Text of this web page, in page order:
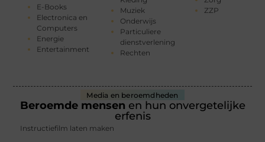
E-Books
Electronica en
Computers
Energie
Entertainment
Muziek
Onderwijs
Particuliere
dienstverlening
Rechten
ZZP
Media en beroemdheden
Beroemde mensen en hun onvergetelijke
erfenis
Instructiefilm laten maken